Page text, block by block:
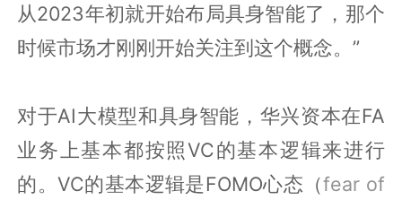
从2023年初就开始布局具身智能了，那个
时候市场才刚刚开始关注到这个概念。”
对于AI大模型和具身智能，华兴资本在FA
业务上基本都按照VC的基本逻辑来进行
的。VC的基本逻辑是FOMO心态（fear of